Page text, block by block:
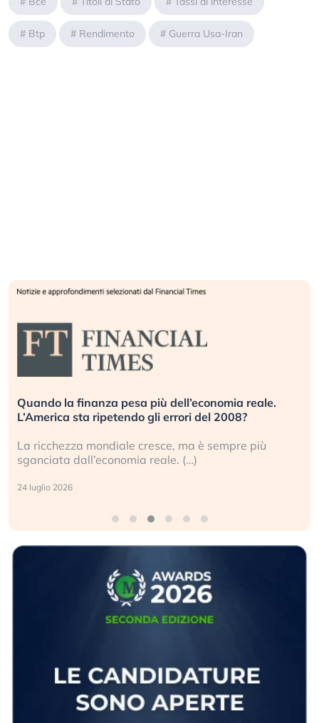
# Btp # Rendimento # Guerra Usa-Iran
Quando la finanza pesa più dell’economia reale.
L’America sta ripetendo gli errori del 2008?
La ricchezza mondiale cresce, ma è sempre più
sganciata dall’economia reale. (…)
24 luglio 2026